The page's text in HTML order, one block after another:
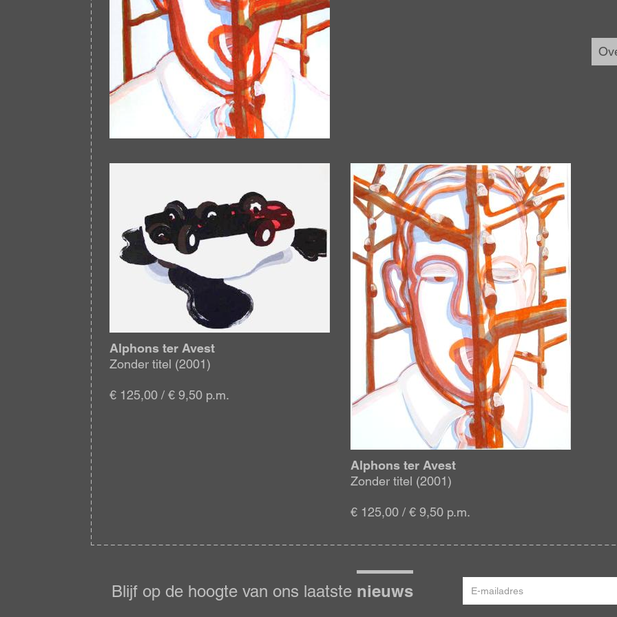
Alphons ter Avest
Zonder titel (2001)
€ 125,00 / € 9,50 p.m.
Afbeelding
Alphons ter Avest
Zonder titel (2001)
€ 125,00 / € 9,50 p.m.
de
hoogte
Blijf op de hoogte van ons laatste nieuws
mailadres